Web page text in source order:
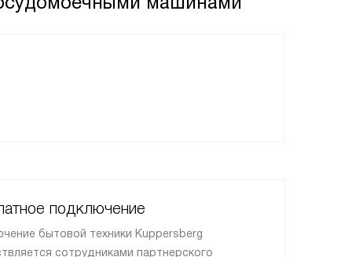
подключение
бытовой техники Kuppersberg
сотрудниками партнерского